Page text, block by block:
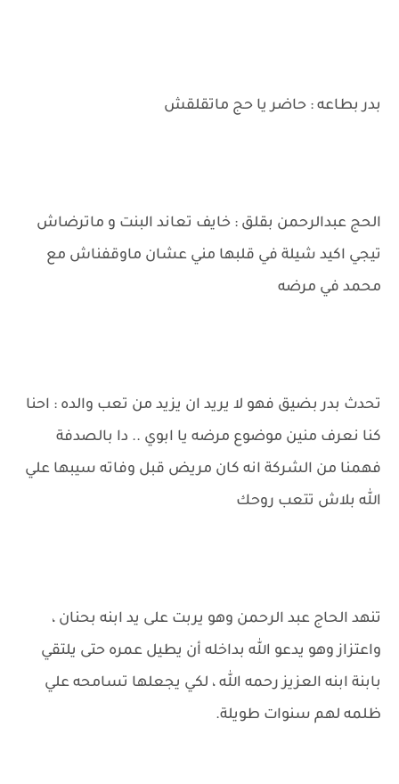
بدر بطاعه : حاضر يا حج ماتقلقش
الحج عبدالرحمن بقلق : خايف تعاند البنت و ماترضاش
تيجي اكيد شيلة في قلبها مني عشان ماوقفناش مع
محمد في مرضه
تحدث بدر بضيق فهو لا يريد ان يزيد من تعب والده : احنا
كنا نعرف منين موضوع مرضه يا ابوي .. دا بالصدفة
فهمنا من الشركة انه كان مريض قبل وفاته سيبها علي
الله بلاش تتعب روحك
تنهد الحاج عبد الرحمن وهو يربت على يد ابنه بحنان ،
واعتزاز وهو يدعو الله بداخله أن يطيل عمره حتى يلتقي
بابنة ابنه العزيز رحمه الله ، لكي يجعلها تسامحه علي
ظلمه لهم سنوات طويلة.